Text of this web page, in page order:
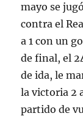
mayo se
contra el
a 1 con un
de final, el
de ida, le
la victoria 2
partido de